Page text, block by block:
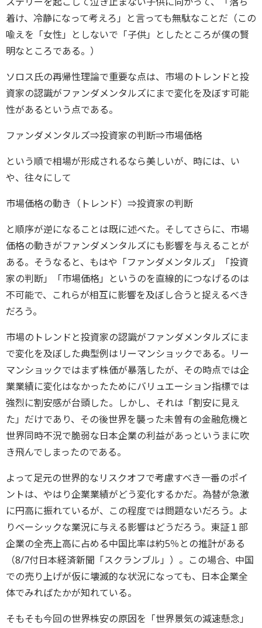
着け、冷静になって考えろ」と言っても無駄なことだ（この
喩えを「女性」としないで「子供」としたところが僕の賢
明なところである。）
ソロス氏の再帰性理論で重要な点は、市場のトレンドと投
資家の認識がファンダメンタルズにまで変化を及ぼす可能
性があるという点である。
ファンダメンタルズ⇒投資家の判断⇒市場価格
という順で相場が形成されるなら美しいが、時には、い
や、往々にして
市場価格の動き（トレンド）⇒投資家の判断
と順序が逆になることは既に述べた。そしてさらに、市場
価格の動きがファンダメンタルズにも影響を与えることが
ある。そうなると、もはや「ファンダメンタルズ」「投資
家の判断」「市場価格」というのを直線的につなげるのは
不可能で、これらが相互に影響を及ぼし合うと捉えるべき
だろう。
市場のトレンドと投資家の認識がファンダメンタルズにま
で変化を及ぼした典型例はリーマンショックである。リー
マンショックではまず株価が暴落したが、その時点では企
業業績に変化はなかったためにバリュエーション指標では
強烈に割安感が台頭した。しかし、それは「割安に見え
た」だけであり、その後世界を襲った未曽有の金融危機と
世界同時不況で脆弱な日本企業の利益があっというまに吹
き飛んでしまったのである。
よって足元の世界的なリスクオフで考慮すべき一番のポイ
ントは、やはり企業業績がどう変化するかだ。為替が急激
に円高に振れているが、この程度では問題ないだろう。よ
りベーシックな業況に与える影響はどうだろう。東証１部
企業の全売上高に占める中国比率は約5％との推計がある
（8/7付日本経済新聞「スクランブル」）。この場合、中国
での売り上げが仮に壊滅的な状況になっても、日本企業全
体でみればたかが知れている。
そもそも今回の世界株安の原因を「世界景気の減速懸念」